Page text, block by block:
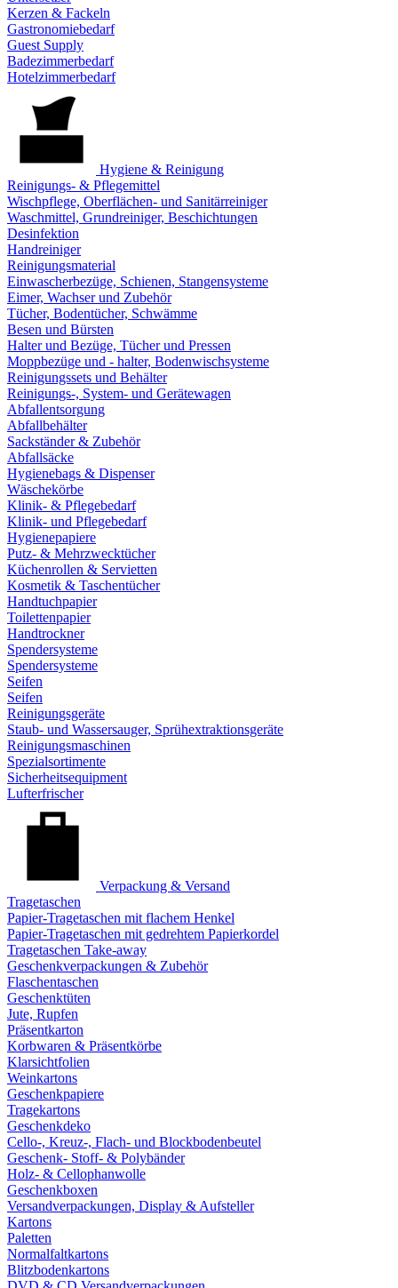
Kerzen & Fackeln
Gastronomiebedarf
Guest Supply
Badezimmerbedarf
Hotelzimmerbedarf
Hygiene & Reinigung
Reinigungs- & Pflegemittel
Wischpflege, Oberflächen- und Sanitärreiniger
Waschmittel, Grundreiniger, Beschichtungen
Desinfektion
Handreiniger
Reinigungsmaterial
Einwascherbezüge, Schienen, Stangensysteme
Eimer, Wachser und Zubehör
Tücher, Bodentücher, Schwämme
Besen und Bürsten
Halter und Bezüge, Tücher und Pressen
Moppbezüge und - halter, Bodenwischsysteme
Reinigungssets und Behälter
Reinigungs-, System- und Gerätewagen
Abfallentsorgung
Abfallbehälter
Sackständer & Zubehör
Abfallsäcke
Hygienebags & Dispenser
Wäschekörbe
Klinik- & Pflegebedarf
Klinik- und Pflegebedarf
Hygienepapiere
Putz- & Mehrzwecktücher
Küchenrollen & Servietten
Kosmetik & Taschentücher
Handtuchpapier
Toilettenpapier
Handtrockner
Spendersysteme
Spendersysteme
Seifen
Seifen
Reinigungsgeräte
Staub- und Wassersauger, Sprühextraktionsgeräte
Reinigungsmaschinen
Spezialsortimente
Sicherheitsequipment
Lufterfrischer
Verpackung & Versand
Tragetaschen
Papier-Tragetaschen mit flachem Henkel
Papier-Tragetaschen mit gedrehtem Papierkordel
Tragetaschen Take-away
Geschenkverpackungen & Zubehör
Flaschentaschen
Geschenktüten
Jute, Rupfen
Präsentkarton
Korbwaren & Präsentkörbe
Klarsichtfolien
Weinkartons
Geschenkpapiere
Tragekartons
Geschenkdeko
Cello-, Kreuz-, Flach- und Blockbodenbeutel
Geschenk- Stoff- & Polybänder
Holz- & Cellophanwolle
Geschenkboxen
Versandverpackungen, Display & Aufsteller
Kartons
Paletten
Normalfaltkartons
Blitzbodenkartons